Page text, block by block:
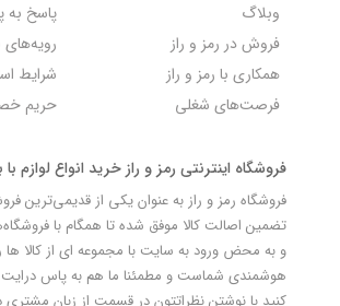
وبلاگ
فروش در رمز و راز
همکاری با رمز و راز
فرصت‌های شغلی
پاسخ
رویه‌های
شرایط
حریم
فروشگاه اینترنتی رمز و راز خرید انواع لوازم
تضمین اصالت کالا موفق شده تا همگام با
و به محض ورود به سایت با مجموعه ای از کالا ها
کنید با نوشتن نظراتتون در قسمت از زبان